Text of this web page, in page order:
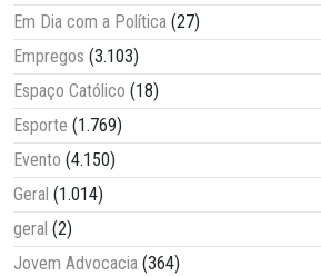
Em Dia com a Política (27)
Empregos (3.103)
Espaço Católico (18)
Esporte (1.769)
Evento (4.150)
Geral (1.014)
geral (2)
Jovem Advocacia (364)